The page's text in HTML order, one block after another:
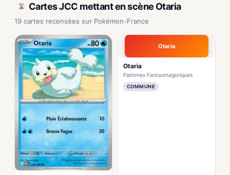
Cartes JCC mettant en scène Otaria
19 cartes recensées sur Pokémon-France
Otaria
Otaria
Flammes Fantasmagoriques
COMMUNE